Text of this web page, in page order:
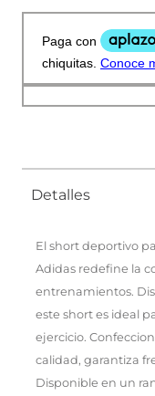
Detalles
El short deportivo
Adidas redefine la
entrenamientos.
este short es ideal
ejercicio.
calidad, garantiza
Disponible en un